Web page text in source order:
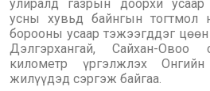
улиралд газрын доорхи усаар
усны хувьд байнгын тогтмол
борооны усаар тэжээгддэг
Дэлгэрхангай, Сайхан-
километр үргэлжлэх
жилүүдэд сэргэж байгаа.